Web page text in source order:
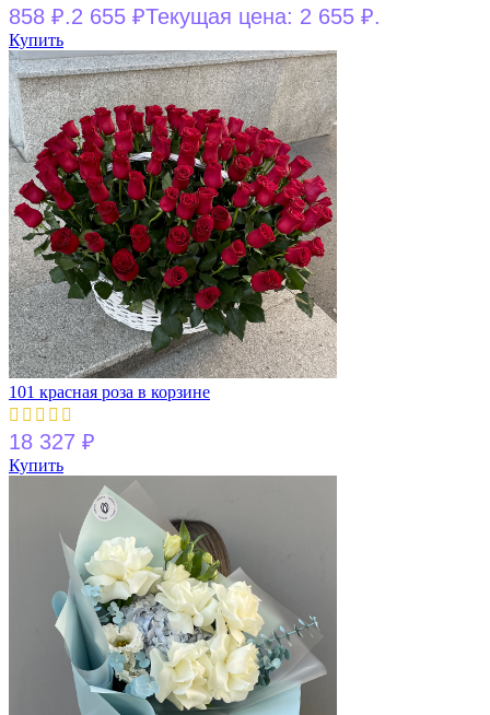
858 ₽.2 655 ₽Текущая цена: 2 655 ₽.
Купить
101 красная роза в корзине
18 327 ₽
Купить